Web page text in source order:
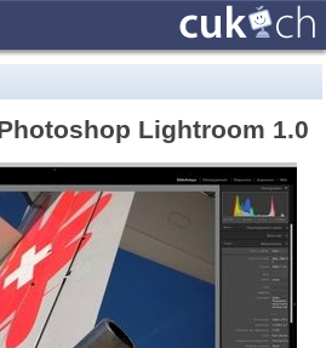
Ligh­troom 1.0